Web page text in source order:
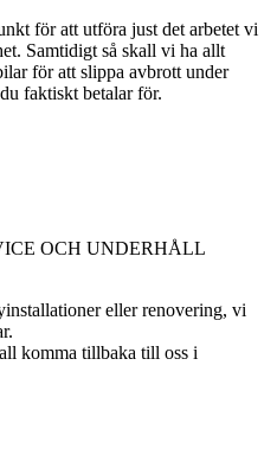
för att utföra just det arbetet vi
Samtidigt så skall vi ha allt
för att slippa avbrott under
faktiskt betalar för.
OCH UNDERHÅLL
eller renovering, vi
komma tillbaka till oss i